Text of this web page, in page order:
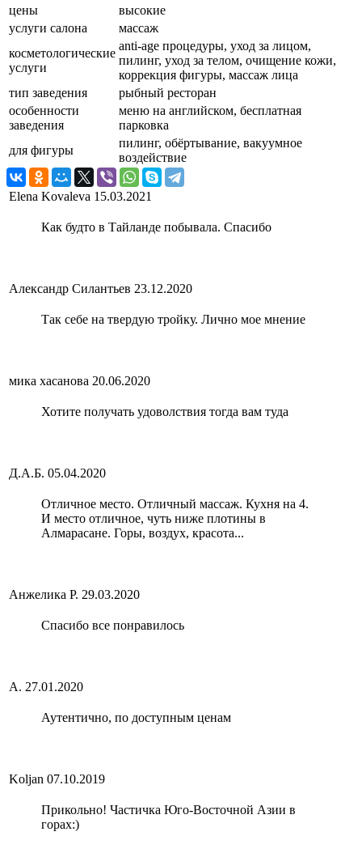
цены
высокие
услуги салона
массаж
косметологические
услуги
anti-age процедуры, уход за лицом,
пилинг, уход за телом, очищение кожи,
коррекция фигуры, массаж лица
тип заведения
рыбный ресторан
особенности
заведения
меню на английском, бесплатная
парковка
для фигуры
пилинг, обёртывание, вакуумное
воздействие
Elena Kovaleva 15.03.2021
Как будто в Тайланде побывала. Спасибо
Александр Силантьев 23.12.2020
Так себе на твердую тройку. Лично мое мнение
мика хасанова 20.06.2020
Хотите получать удоволствия тогда вам туда
Д.А.Б. 05.04.2020
Отличное место. Отличный массаж. Кухня на 4.
И место отличное, чуть ниже плотины в
Алмарасане. Горы, воздух, красота...
Анжелика Р. 29.03.2020
Спасибо все понравилось
А. 27.01.2020
Аутентично, по доступным ценам
Koljan 07.10.2019
Прикольно! Частичка Юго-Восточной Азии в
горах:)